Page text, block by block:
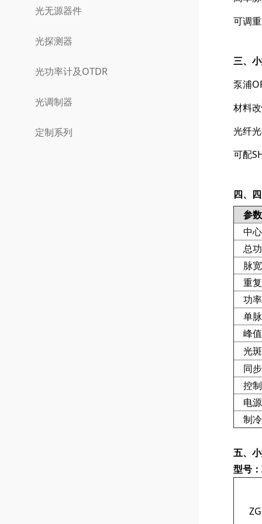
光无源器件
光探测器
光功率计及OTDR
光调制器
定制系列
可调
三、
泵浦
材料
光纤
可配
四、
参数
中
总
脉宽
重
功
单
峰
光
同
控
电
制冷
五、
型号